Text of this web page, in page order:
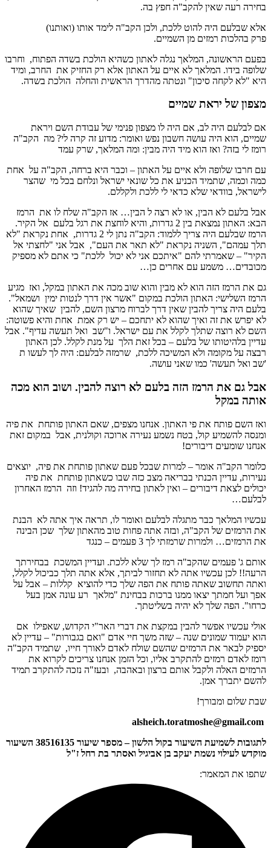
בחירה רעה שאין להקב"ה חפץ בה.
אלא שבלעם היה להוט ללכת, ולכן הקב"ה לימד אותו (ואותנו)
פרק בהלכות רמזים מן השמיים.
בפעם הראשונה, המלאך נגלה לאתון כשהיא הולכת בשדה הפתוח, וחרבו
שלופה בידו. המלאך לא איים על האתון אלא רק החזיק את החרב, ומיד
היא "לא לקחה סיכון" ונטתה מהדרך הראשית והחלה הולכת בשדה.
מצפון של יראת שמיים
אם לבלעם היה לב, אם היה לו מצפון פנימי של עבודת השם ויראת
שמיים, הוא היה עושה חשבון נפש ואומר: מדוע זה קרה לי? מה הקב"ה
רומז לי בזה? ואז הוא מיד היה מבין: ומה המלאך, שרק עמד
עם חרבו שלופה ולא איים על האתון – וכבר היא ברחה, הקב"ה על אחת
כמה וכמה, שתמיד הכניע את כל שונאי ישראל ונלחם בכל מי שהצר
לישראל, בוודאי שלא כדאי לי ללכת ולקללם.
אבל בלעם לא הבין, או לא רצה ל הבין… אז הקב"ה שלח לו את הרמז
הבא: האתון נמצאת בין 2 גדרות, והיא לוחצת את רגל בלעם אל הקיר.
הרמז שבלעם היה צריך ללמוד: הקב"ה נתן לי 2 גדרות, אחת נקראת "לא
תלך עמהם", השניה נקראת "לא תאר את העם", אבל אני "לחצתי אל
הקיר" – שאמרתי להם "איתכם אני לא יכול ללכת" כי אתם לא מספיק
מכובדים… משמע עם אחרים כן…
גם את הרמז הזה הוא לא מבין והוא שוב מכה את האתון במקל, ואז מגיע
הרמז השלישי: האתון הולכת במקום "אשר אין דרך לנטות ימין ושמאל".
בלעם היה צריך להבין שאין דרך לברוח מרצון השם, להבין שאיך שהוא
לא יפרש את זה ואיך שהוא לא יתחכם – יש רק אמת אחת והיא פשוטה:
השם לא רוצה שתלך לקלל את עם ישראל. ו"שב ואל תעשה עדיף". אבל
עדיין בלהיטותו של בלעם – בכל זאת הלך על מנת לקלל. לכן האתון
רבצה על מקומה ולא המשיכה ללכת, שרמזה לבלעם: היה לך לעשו ת
'שב ואל תעשה' כמו שאני עושה.
אבל גם את הרמז הזה בלעם לא רוצה להבין. ושוב הוא מכה
אותה במקל
ואז השם פותח את פי האתון. אנחנו מצפים, שאם האתון פותחת את פיה
ומנסה להשמיע קול, בטח נשמע נעירה ארוכה וקולנית, אבל במקום זאת
אנחנו שומעים דיבורים!
כלומר הקב"ה אומר – למרות שבכל פעם שאתון פותחת את פיה, יוצאים
נעירות, עדיין הכנתי בבריאה מצב כזה שבו כשאתון פותחת את פיה
יכולים לצאת דיבורים – ואין לאתון בחירה מה להגיד! וזה הרמז האחרון
לבלעם…
עכשיו המלאך כבר מתגלה לבלעם ואומר לו, תראה איך אתה לא הבנת
את הרמזים של הקב"ה, ובזה אתה פחות טוב מהאתון שלך שכן הבינה
את הרמזים… ולמרות שרמזתי לך 3 פעמים – כנגד
אותם ג' פעמים שהקב"ה רמז לך שלא ללכת. ועדיין המשכת בבחירתך
הרעה!! לכן עכשיו אתה לא תחזור לביתך, אלא אתה תלך כביכול לקלל,
ואתה תחשוב שאתה פותח את הפה שלך כדי להוציא קללות – אבל על
אפך ועל חמתך יצאו ממנו ברכות בבחינת "מלאך רע עונה אמן בעל
כרחו". הפה שלך לא יהיה בשליטתך.
אולי עכשיו אפשר להבין במקצת את דברי האר"י הקדוש, שאפילו אם
הוא יעמוד שמונים שנה – שזה משך חיי אדם "ואם בגבורות" – עדיין לא
יספיק לבאר את הרמזים שהשם שולח לאדם לאורך חייו, שתמיד הקב"ה
רומז לאדם רמזים להתקרב אליו, וכל הזמן אנחנו צריכים לקרוא את
הרמזים האלה ולקבל אותם ברצון ובאהבה, ובעז"ה נזכה להתקרב תמיד
להשם יתברך אמן.
שבת שלום ומבורך!
alsheich.toratmoshe@gmail.com
לתגובות לשמיעת השיעור בקול הלשון – מספר שיעור 38516135 השיעור
מוקדש לעילוי נשמת יעקב בן אביגיל ואסתר בת רחל ז"ל
שתפו את המאמר: